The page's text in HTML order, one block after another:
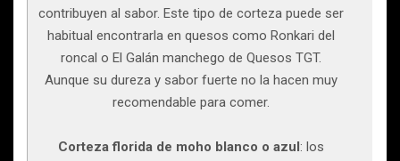
contribuyen al sabor. Este tipo de corteza puede ser
habitual encontrarla en quesos como Ronkari del
roncal o El Galán manchego de Quesos TGT.
Aunque su dureza y sabor fuerte no la hacen muy
recomendable para comer.
Corteza florida de moho blanco o azul: los